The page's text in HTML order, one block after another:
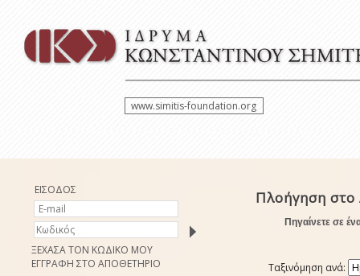
www.simitis-foundation.org
ΕΙΣΟΔΟΣ
ΞΕΧΑΣΑ ΤΟΝ ΚΩΔΙΚΟ ΜΟΥ
ΕΓΓΡΑΦΗ ΣΤΟ ΑΠΟΘΕΤΗΡΙΟ
Πλοήγηση στο
Πηγαίνετε σε
Ταξινόμηση ανά: